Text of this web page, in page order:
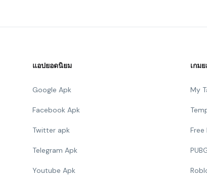
แอปยอดนิยม
Google Apk
Facebook Apk
Twitter apk
Telegram Apk
Youtube Apk
เกม
My
Free